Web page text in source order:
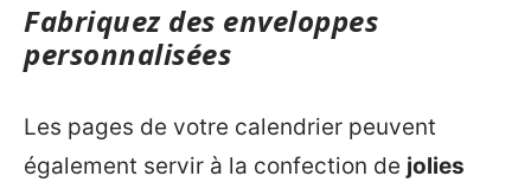
Fabriquez des enveloppes
personnalisées
Les pages de votre calendrier peuvent
également servir à la confection de jolies